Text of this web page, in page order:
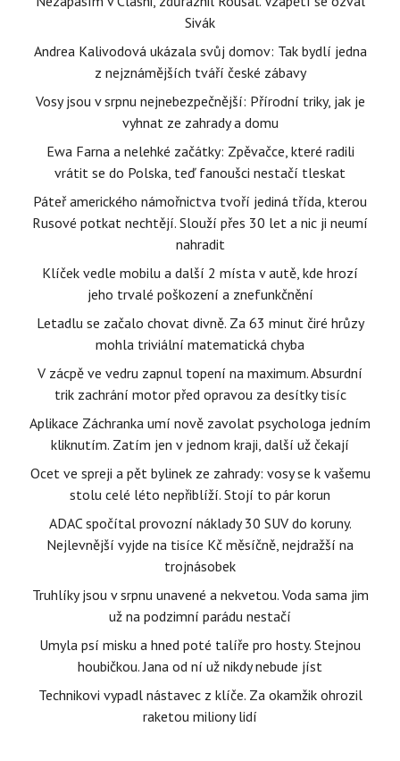
Sivák
Andrea Kalivodová ukázala svůj domov: Tak bydlí jedna
z nejznámějších tváří české zábavy
Vosy jsou v srpnu nejnebezpečnější: Přírodní triky, jak je
vyhnat ze zahrady a domu
Ewa Farna a nelehké začátky: Zpěvačce, které radili
vrátit se do Polska, teď fanoušci nestačí tleskat
Páteř amerického námořnictva tvoří jediná třída, kterou
Rusové potkat nechtějí. Slouží přes 30 let a nic ji neumí
nahradit
Klíček vedle mobilu a další 2 místa v autě, kde hrozí
jeho trvalé poškození a znefunkčnění
Letadlu se začalo chovat divně. Za 63 minut čiré hrůzy
mohla triviální matematická chyba
V zácpě ve vedru zapnul topení na maximum. Absurdní
trik zachrání motor před opravou za desítky tisíc
Aplikace Záchranka umí nově zavolat psychologa jedním
kliknutím. Zatím jen v jednom kraji, další už čekají
Ocet ve spreji a pět bylinek ze zahrady: vosy se k vašemu
stolu celé léto nepřiblíží. Stojí to pár korun
ADAC spočítal provozní náklady 30 SUV do koruny.
Nejlevnější vyjde na tisíce Kč měsíčně, nejdražší na
trojnásobek
Truhlíky jsou v srpnu unavené a nekvetou. Voda sama jim
už na podzimní parádu nestačí
Umyla psí misku a hned poté talíře pro hosty. Stejnou
houbičkou. Jana od ní už nikdy nebude jíst
Technikovi vypadl nástavec z klíče. Za okamžik ohrozil
raketou miliony lidí